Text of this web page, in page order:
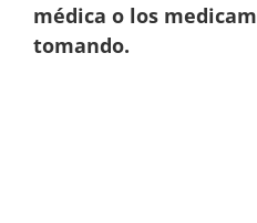
médica o los
tomando.